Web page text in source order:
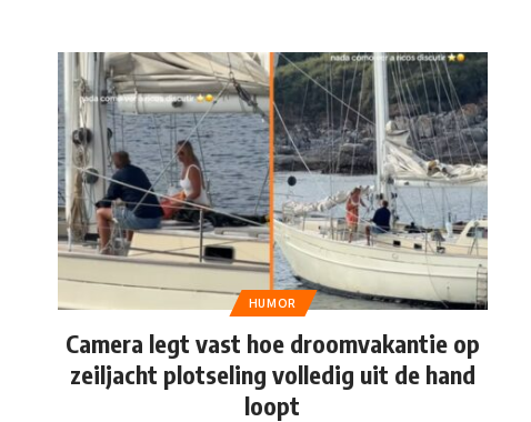
HUMOR
Camera legt vast hoe droomvakantie op
zeiljacht plotseling volledig uit de hand
loopt